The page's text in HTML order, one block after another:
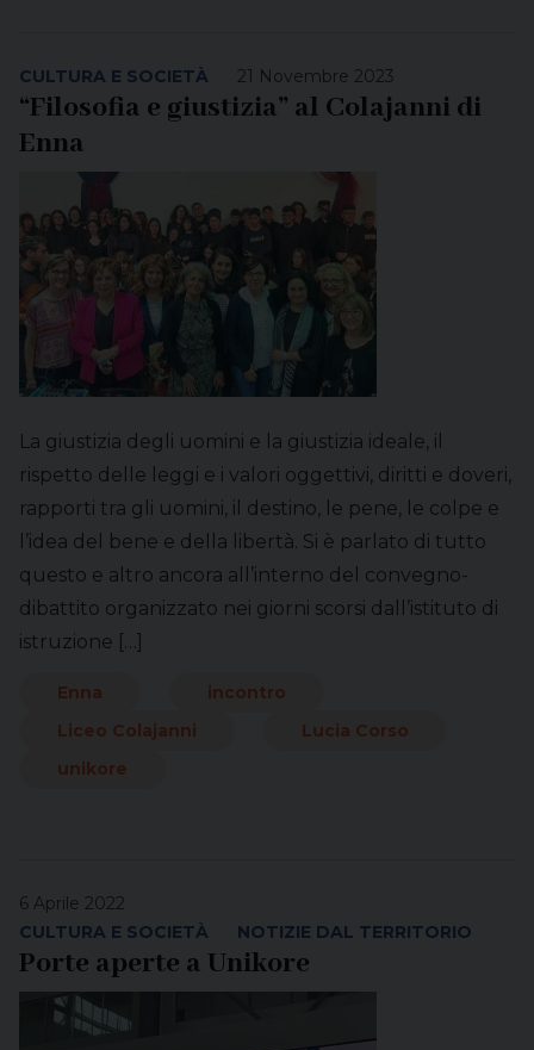
21 Novembre 2023
CULTURA E SOCIETÀ
“Filosofia e giustizia” al Colajanni di
Enna
La giustizia degli uomini e la giustizia ideale, il
rispetto delle leggi e i valori oggettivi, diritti e doveri,
rapporti tra gli uomini, il destino, le pene, le colpe e
l’idea del bene e della libertà. Si è parlato di tutto
questo e altro ancora all’interno del convegno-
dibattito organizzato nei giorni scorsi dall’istituto di
istruzione […]
Enna
incontro
Liceo Colajanni
Lucia Corso
unikore
6 Aprile 2022
CULTURA E SOCIETÀ
NOTIZIE DAL TERRITORIO
Porte aperte a Unikore